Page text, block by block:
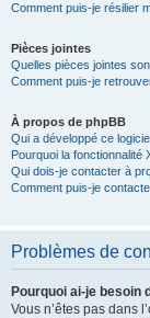
Comment puis-je résilier
Pièces jointes
Quelles pièces jointes
Comment puis-je
À propos de phpBB
Qui a développé ce
Pourquoi la fonctionnalité
Qui dois-je contacter à
Comment puis-je
Problèmes de
Pourquoi ai-je besoin
Vous n’êtes pas dans